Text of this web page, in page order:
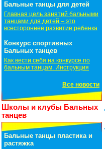
Бальные танцы для детей
Главная цель занятий бальными
танцами для детей – это
всестороннее развитие ребенка
Конкурс спортивных
Бальных танцев
Как вести себя на конкурсе по
бальным танцам. Инструкция
Все новости
Школы и клубы Бальных
танцев
Бальные танцы пластика и
растяжка